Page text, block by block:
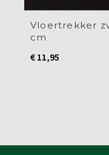
Vloertrekker
cm
€ 11,95